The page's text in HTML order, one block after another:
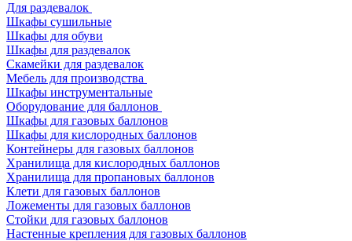
Для раздевалок
Шкафы сушильные
Шкафы для обуви
Шкафы для раздевалок
Скамейки для раздевалок
Мебель для производства
Шкафы инструментальные
Оборудование для баллонов
Шкафы для газовых баллонов
Шкафы для кислородных баллонов
Контейнеры для газовых баллонов
Хранилища для кислородных баллонов
Хранилища для пропановых баллонов
Клети для газовых баллонов
Ложементы для газовых баллонов
Стойки для газовых баллонов
Настенные крепления для газовых баллонов